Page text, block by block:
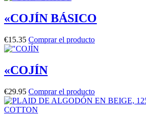
«COJÍN BÁSICO
€15.35 Comprar el producto
«COJÍN
€29.95 Comprar el producto